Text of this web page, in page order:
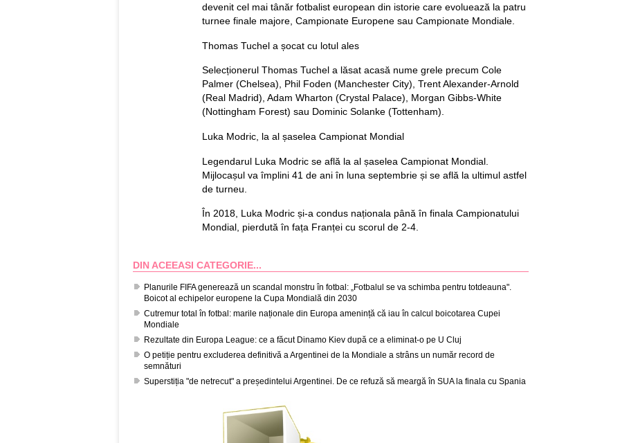
devenit cel mai tânăr fotbalist european din istorie care evoluează la patru
turnee finale majore, Campionate Europene sau Campionate Mondiale.
Thomas Tuchel a șocat cu lotul ales
Selecționerul Thomas Tuchel a lăsat acasă nume grele precum Cole
Palmer (Chelsea), Phil Foden (Manchester City), Trent Alexander-Arnold
(Real Madrid), Adam Wharton (Crystal Palace), Morgan Gibbs-White
(Nottingham Forest) sau Dominic Solanke (Tottenham).
Luka Modric, la al șaselea Campionat Mondial
Legendarul Luka Modric se află la al șaselea Campionat Mondial.
Mijlocașul va împlini 41 de ani în luna septembrie și se află la ultimul astfel
de turneu.
În 2018, Luka Modric și-a condus naționala până în finala Campionatului
Mondial, pierdută în fața Franței cu scorul de 2-4.
DIN ACEEASI CATEGORIE...
Planurile FIFA generează un scandal monstru în fotbal: „Fotbalul se va schimba pentru totdeauna".
Boicot al echipelor europene la Cupa Mondială din 2030
Cutremur total în fotbal: marile naționale din Europa amenință că iau în calcul boicotarea Cupei
Mondiale
Rezultate din Europa League: ce a făcut Dinamo Kiev după ce a eliminat-o pe U Cluj
O petiție pentru excluderea definitivă a Argentinei de la Mondiale a strâns un număr record de
semnături
Superstiția "de netrecut" a președintelui Argentinei. De ce refuză să meargă în SUA la finala cu Spania